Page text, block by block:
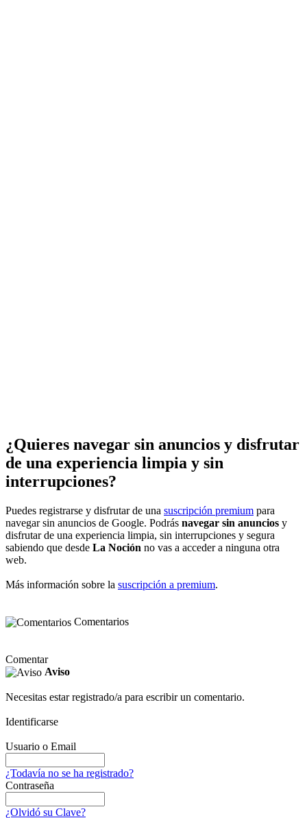
¿Quieres navegar sin anuncios y disfrutar
de una experiencia limpia y sin
interrupciones?
Puedes registrarse y disfrutar de una suscripción premium para
navegar sin anuncios de Google. Podrás navegar sin anuncios y
disfrutar de una experiencia limpia, sin interrupciones y segura
sabiendo que desde La Noción no vas a acceder a ninguna otra
web.
Más información sobre la suscripción a premium.
Comentarios
Comentar
Aviso
Necesitas estar registrado/a para escribir un comentario.
Identificarse
Usuario o Email
¿Todavía no se ha registrado?
Contraseña
¿Olvidó su Clave?